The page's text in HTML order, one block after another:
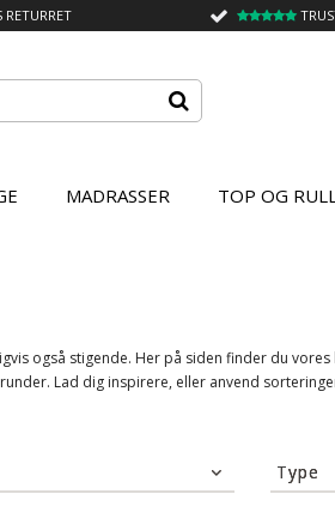
RETURRET
MADRASSER TOP OG
også stigende. Her på siden finder du
Lad dig inspirere, eller anvend
Type